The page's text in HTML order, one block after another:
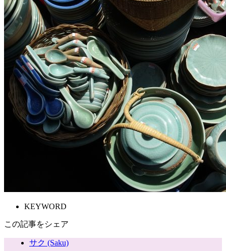
KEYWORD
この記事をシェア
サク (Saku)